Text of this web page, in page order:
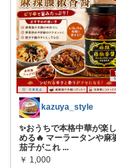
kazuya_style
✨おうちで本格中華が楽し
める🔥 マーラータンや麻
茄子がこれ ...
￥ 1,000